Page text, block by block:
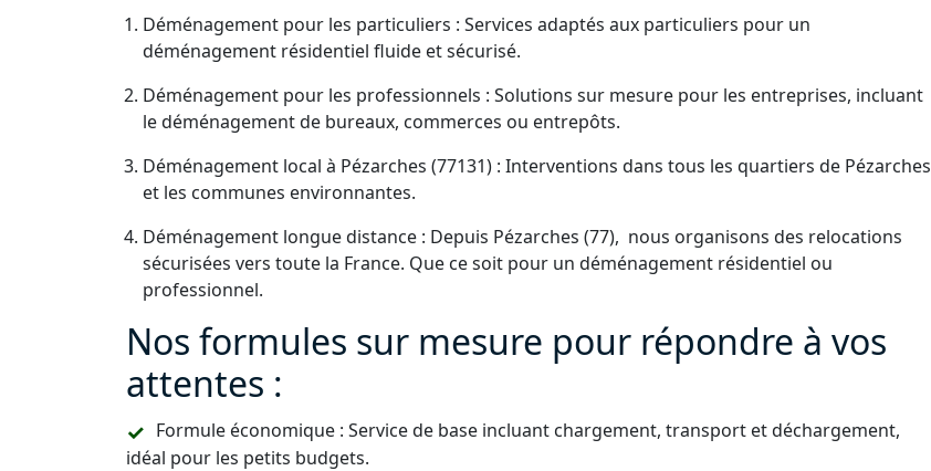
Déménagement pour les particuliers : Services adaptés aux particuliers pour un
déménagement résidentiel fluide et sécurisé.
Déménagement pour les professionnels : Solutions sur mesure pour les entreprises, incluant
le déménagement de bureaux, commerces ou entrepôts.
Déménagement local à Pézarches (77131) : Interventions dans tous les quartiers de Pézarches
et les communes environnantes.
Déménagement longue distance : Depuis Pézarches (77), nous organisons des relocations
sécurisées vers toute la France. Que ce soit pour un déménagement résidentiel ou
professionnel.
Nos formules sur mesure pour répondre à vos
attentes :
Formule économique : Service de base incluant chargement, transport et déchargement,
idéal pour les petits budgets.